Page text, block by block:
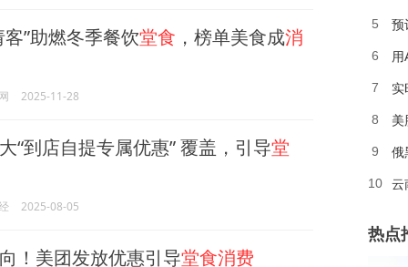
”助燃冬季餐饮堂食 ，榜单美食成消
2025-11-28
“到店自提专属优惠” 覆盖，引导堂
2025-08-05
！美团发放优惠引导堂食消费
5
6
7
8
9 俄
10 云
热点